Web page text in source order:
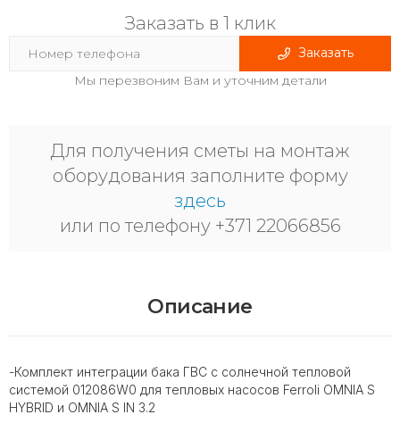
Заказать в 1 клик
Заказать
Мы перезвоним Вам и уточним детали
Для получения сметы на монтаж
оборудования заполните форму
здесь
или по телефону +371 22066856
Описание
-Комплект интеграции бака ГВС с солнечной тепловой
системой 012086W0 для тепловых насосов Ferroli OMNIA S
HYBRID и OMNIA S IN 3.2